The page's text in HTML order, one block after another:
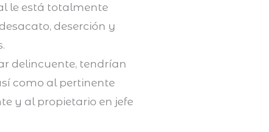
le está totalmente
deserción y
delincuente, tendrían
como al pertinente
y al propietario en jefe